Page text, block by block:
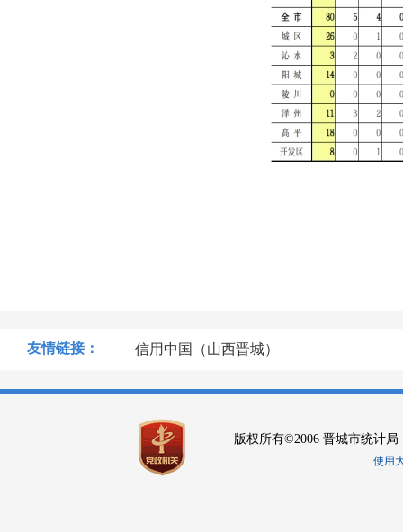
友情链接： 信用中国（山西晋城）
版权所有©2006 晋城市统计局
使用